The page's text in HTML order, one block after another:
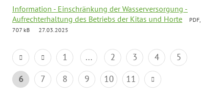
Information - Einschränkung der Wasserversorgung -
Aufrechterhaltung des Betriebs der Kitas und Horte
PDF,
707 kB
27.03.2025
1 ... 2 3 4
5
6
7 8 9 10 11